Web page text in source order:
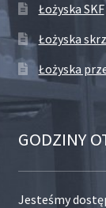
Łożyska SKF
Łożyska
Łożyska
GODZINY
Jesteśmy